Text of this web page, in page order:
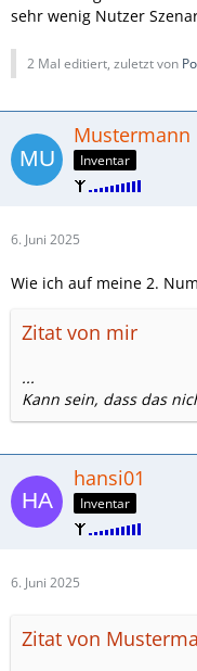
sehr wenig Nutzer
2 Mal editiert, zuletzt von
Mustermann
Inventar
6. Juni 2025
Wie ich auf meine 2.
Zitat von mir
...
Kann sein, dass das
hansi01
Inventar
6. Juni 2025
Zitat von